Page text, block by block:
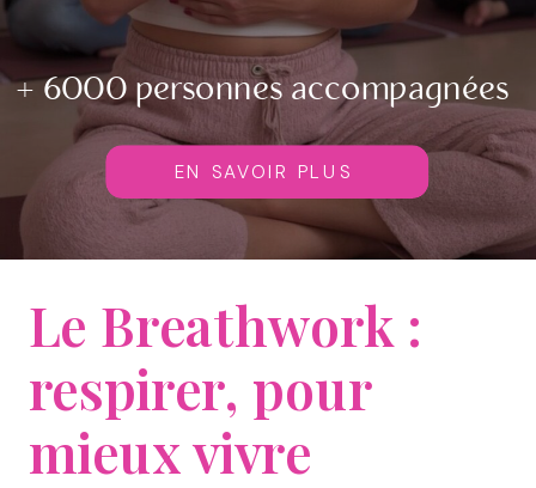
EN SAVOIR PLUS
+ 6000 personnes accompagnées
Le Breathwork :
respirer, pour
mieux vivre